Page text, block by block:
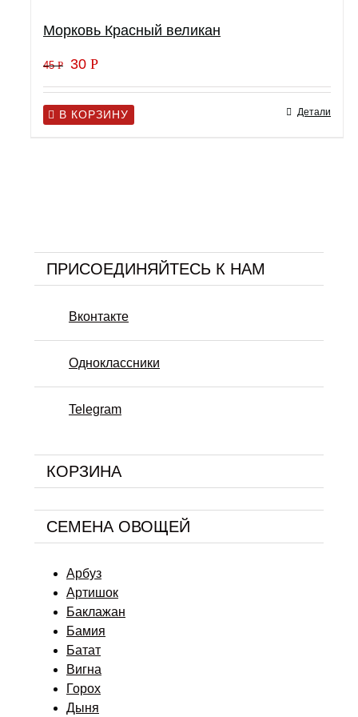
Морковь Красный великан
45Р 30 Р
В КОРЗИНУ Детали
ПРИСОЕДИНЯЙТЕСЬ К НАМ
Вконтакте
Одноклассники
Telegram
КОРЗИНА
СЕМЕНА ОВОЩЕЙ
Арбуз
Артишок
Баклажан
Бамия
Батат
Вигна
Горох
Дыня